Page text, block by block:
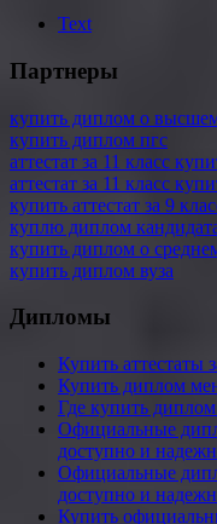
Text
Партнеры
купить диплом о
купить диплом пгс
аттестат за 11 класс
аттестат за 11 класс
купить аттестат за 9
куплю диплом
купить диплом о
купить диплом вуза
Дипломы
Купить аттестаты
Купить диплом
Где купить диплом
Официальные
доступно и
Официальные
доступно и
Купить